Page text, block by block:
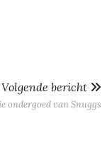
Volgende bericht
ondergoed van Snuggs